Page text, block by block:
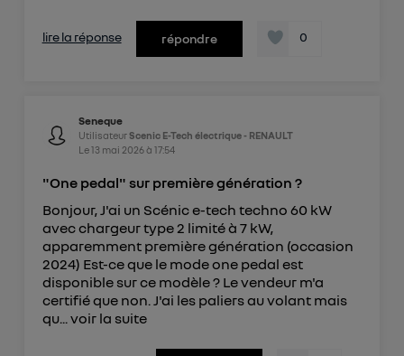
lire la réponse répondre 0
Seneque
UtilisateurScenic E-Tech électrique - RENAULT
Le13 mai 2026à 17:54
"One pedal" sur première génération ?
Bonjour, J'ai un Scénic e-tech techno 60 kW
avec chargeur type 2 limité à 7 kW,
apparemment première génération (occasion
2024) Est-ce que le mode one pedal est
disponible sur ce modèle ? Le vendeur m'a
certifié que non. J'ai les paliers au volant mais
qu... voir la suite